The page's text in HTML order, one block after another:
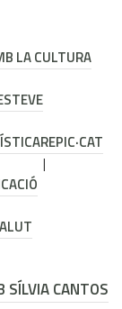
LA CULTURA
REPIC·CAT
SÍLVIA CANTOS